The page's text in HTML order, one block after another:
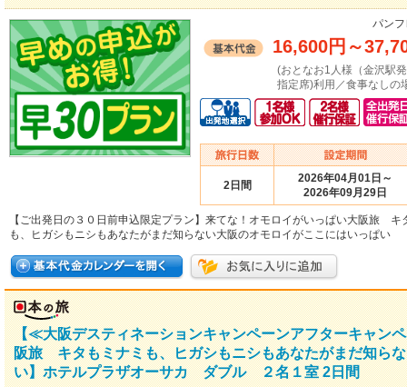
パン
16,600円 ～
(おとなお1人様（金沢駅
指定席)利用／食事なしの
2日間
2026年04月01日～
2026年09月29日
【ご出発日の３０日前申込限定プラン】来てな！オモロイがいっぱい大阪旅 キ
も、ヒガシもニシもあなたがまだ知らない大阪のオモロイがここにはいっぱい
【≪大阪デスティネーションキャンペーンアフターキャン
阪旅 キタもミナミも、ヒガシもニシもあなたがまだ知ら
い】ホテルプラザオーサカ ダブル ２名１室 2日間